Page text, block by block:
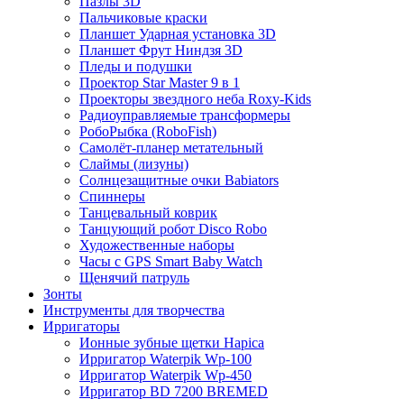
Пальчиковые краски
Планшет Ударная установка 3D
Планшет Фрут Ниндзя 3D
Пледы и подушки
Проектор Star Master 9 в 1
Проекторы звездного неба Roxy-Kids
Радиоуправляемые трансформеры
РобоРыбка (RoboFish)
Самолёт-планер метательный
Слаймы (лизуны)
Солнцезащитные очки Babiators
Спиннеры
Танцевальный коврик
Танцующий робот Disco Robo
Художественные наборы
Часы с GPS Smart Baby Watch
Щенячий патруль
Зонты
Инструменты для творчества
Ирригаторы
Ионные зубные щетки Hapica
Ирригатор Waterpik Wp-100
Ирригатор Waterpik Wp-450
Ирригатор BD 7200 BREMED